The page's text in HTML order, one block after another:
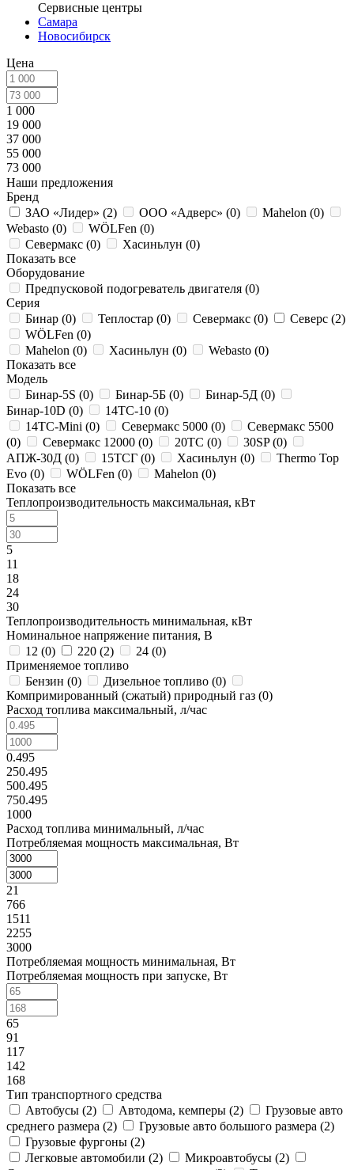
Сервисные центры
Самара
Новосибирск
Цена
1 000
19 000
37 000
55 000
73 000
Наши предложения
Бренд
ЗАО «Лидер» (2) ООО «Адверс» (0) Mahelon (0)
Webasto (0) WÖLFen (0)
Севермакс (0) Хасиньлун (0)
Показать все
Оборудование
Предпусковой подогреватель двигателя (0)
Серия
Бинар (0) Теплостар (0) Севермакс (0) Северс (2)
WÖLFen (0)
Mahelon (0) Хасиньлун (0) Webasto (0)
Показать все
Модель
Бинар-5S (0) Бинар-5Б (0) Бинар-5Д (0)
Бинар-10D (0) 14ТС-10 (0)
14ТС-Mini (0) Севермакс 5000 (0)
Севермакс 5500
(0) Севермакс 12000 (0) 20ТС (0) 30SP (0)
АПЖ-30Д (0) 15ТСГ (0) Хасиньлун (0)
Thermo Top
Evo (0) WÖLFen (0) Mahelon (0)
Показать все
Теплопроизводительность максимальная, кВт
5
11
18
24
30
Теплопроизводительность минимальная, кВт
Номинальное напряжение питания, В
12 (0) 220 (2) 24 (0)
Применяемое топливо
Бензин (0) Дизельное топливо (0)
Компримированный (сжатый) природный газ (0)
Расход топлива максимальный, л/час
0.495
250.495
500.495
750.495
1000
Расход топлива минимальный, л/час
Потребляемая мощность максимальная, Вт
21
766
1511
2255
3000
Потребляемая мощность минимальная, Вт
Потребляемая мощность при запуске, Вт
65
91
117
142
168
Тип транспортного средства
Автобусы (2) Автодома, кемперы (2)
Грузовые авто
среднего размера (2) Грузовые авто большого размера (2)
Грузовые фургоны (2)
Легковые автомобили (2) Микроавтобусы (2)